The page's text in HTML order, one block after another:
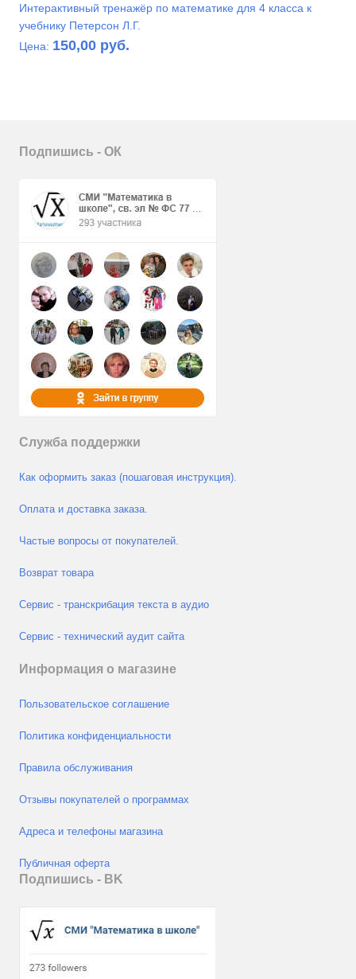
Интерактивный тренажёр по математике для 4 класса к
учебнику Петерсон Л.Г.
Цена: 150,00 руб.
Подпишись - ОК
Служба поддержки
Как оформить заказ (пошаговая инструкция).
Оплата и доставка заказа.
Частые вопросы от покупателей.
Возврат товара
Сервис - транскрибация текста в аудио
Сервис - технический аудит сайта
Информация о магазине
Пользовательское соглашение
Политика конфиденциальности
Правила обслуживания
Отзывы покупателей о программах
Адреса и телефоны магазина
Публичная оферта
Подпишись - ВK